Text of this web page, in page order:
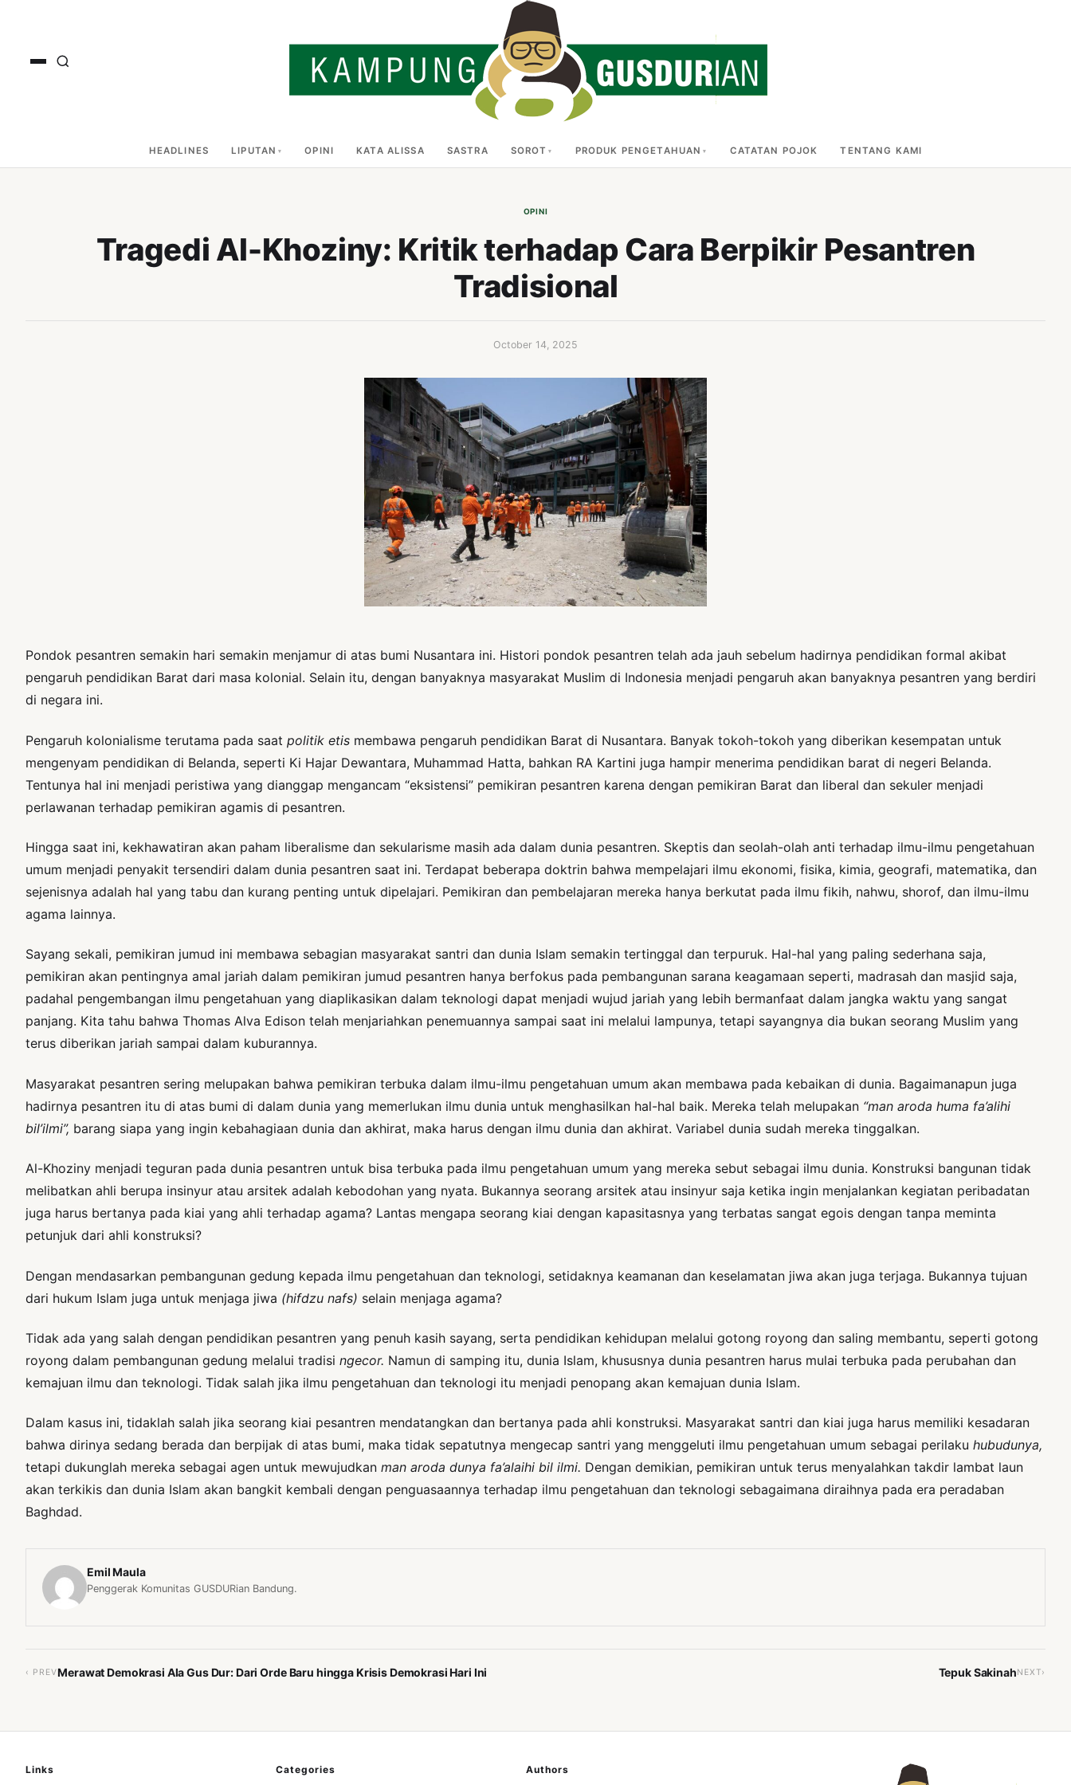
HEADLINES LIPUTAN OPINI KATA ALISSA SASTRA SOROT PRODUK PENGETAHUAN CATATAN POJOK TENTANG KAMI
OPINI
Tragedi Al-Khoziny: Kritik terhadap Cara Berpikir Pesantren
Tradisional
October 14, 2025
Pondok pesantren semakin hari semakin menjamur di atas bumi Nusantara ini. Histori pondok pesantren telah ada jauh sebelum hadirnya pendidikan formal akibat
pengaruh pendidikan Barat dari masa kolonial. Selain itu, dengan banyaknya masyarakat Muslim di Indonesia menjadi pengaruh akan banyaknya pesantren yang berdiri
di negara ini.
Pengaruh kolonialisme terutama pada saat politik etis membawa pengaruh pendidikan Barat di Nusantara. Banyak tokoh-tokoh yang diberikan kesempatan untuk
mengenyam pendidikan di Belanda, seperti Ki Hajar Dewantara, Muhammad Hatta, bahkan RA Kartini juga hampir menerima pendidikan barat di negeri Belanda.
Tentunya hal ini menjadi peristiwa yang dianggap mengancam “eksistensi” pemikiran pesantren karena dengan pemikiran Barat dan liberal dan sekuler menjadi
perlawanan terhadap pemikiran agamis di pesantren.
Hingga saat ini, kekhawatiran akan paham liberalisme dan sekularisme masih ada dalam dunia pesantren. Skeptis dan seolah-olah anti terhadap ilmu-ilmu pengetahuan
umum menjadi penyakit tersendiri dalam dunia pesantren saat ini. Terdapat beberapa doktrin bahwa mempelajari ilmu ekonomi, fisika, kimia, geografi, matematika, dan
sejenisnya adalah hal yang tabu dan kurang penting untuk dipelajari. Pemikiran dan pembelajaran mereka hanya berkutat pada ilmu fikih, nahwu, shorof, dan ilmu-ilmu
agama lainnya.
Sayang sekali, pemikiran jumud ini membawa sebagian masyarakat santri dan dunia Islam semakin tertinggal dan terpuruk. Hal-hal yang paling sederhana saja,
pemikiran akan pentingnya amal jariah dalam pemikiran jumud pesantren hanya berfokus pada pembangunan sarana keagamaan seperti, madrasah dan masjid saja,
padahal pengembangan ilmu pengetahuan yang diaplikasikan dalam teknologi dapat menjadi wujud jariah yang lebih bermanfaat dalam jangka waktu yang sangat
panjang. Kita tahu bahwa Thomas Alva Edison telah menjariahkan penemuannya sampai saat ini melalui lampunya, tetapi sayangnya dia bukan seorang Muslim yang
terus diberikan jariah sampai dalam kuburannya.
Masyarakat pesantren sering melupakan bahwa pemikiran terbuka dalam ilmu-ilmu pengetahuan umum akan membawa pada kebaikan di dunia. Bagaimanapun juga
hadirnya pesantren itu di atas bumi di dalam dunia yang memerlukan ilmu dunia untuk menghasilkan hal-hal baik. Mereka telah melupakan “man aroda huma fa’alihi
bil’ilmi”, barang siapa yang ingin kebahagiaan dunia dan akhirat, maka harus dengan ilmu dunia dan akhirat. Variabel dunia sudah mereka tinggalkan.
Al-Khoziny menjadi teguran pada dunia pesantren untuk bisa terbuka pada ilmu pengetahuan umum yang mereka sebut sebagai ilmu dunia. Konstruksi bangunan tidak
melibatkan ahli berupa insinyur atau arsitek adalah kebodohan yang nyata. Bukannya seorang arsitek atau insinyur saja ketika ingin menjalankan kegiatan peribadatan
juga harus bertanya pada kiai yang ahli terhadap agama? Lantas mengapa seorang kiai dengan kapasitasnya yang terbatas sangat egois dengan tanpa meminta
petunjuk dari ahli konstruksi?
Dengan mendasarkan pembangunan gedung kepada ilmu pengetahuan dan teknologi, setidaknya keamanan dan keselamatan jiwa akan juga terjaga. Bukannya tujuan
dari hukum Islam juga untuk menjaga jiwa (hifdzu nafs) selain menjaga agama?
Tidak ada yang salah dengan pendidikan pesantren yang penuh kasih sayang, serta pendidikan kehidupan melalui gotong royong dan saling membantu, seperti gotong
royong dalam pembangunan gedung melalui tradisi ngecor. Namun di samping itu, dunia Islam, khususnya dunia pesantren harus mulai terbuka pada perubahan dan
kemajuan ilmu dan teknologi. Tidak salah jika ilmu pengetahuan dan teknologi itu menjadi penopang akan kemajuan dunia Islam.
Dalam kasus ini, tidaklah salah jika seorang kiai pesantren mendatangkan dan bertanya pada ahli konstruksi. Masyarakat santri dan kiai juga harus memiliki kesadaran
bahwa dirinya sedang berada dan berpijak di atas bumi, maka tidak sepatutnya mengecap santri yang menggeluti ilmu pengetahuan umum sebagai perilaku hubudunya,
tetapi dukunglah mereka sebagai agen untuk mewujudkan man aroda dunya fa’alaihi bil ilmi. Dengan demikian, pemikiran untuk terus menyalahkan takdir lambat laun
akan terkikis dan dunia Islam akan bangkit kembali dengan penguasaannya terhadap ilmu pengetahuan dan teknologi sebagaimana diraihnya pada era peradaban
Baghdad.
Emil Maula
Penggerak Komunitas GUSDURian Bandung.
‹ PREVMerawat Demokrasi Ala Gus Dur: Dari Orde Baru hingga Krisis Demokrasi Hari Ini Tepuk SakinahNEXT›
Links Categories Authors